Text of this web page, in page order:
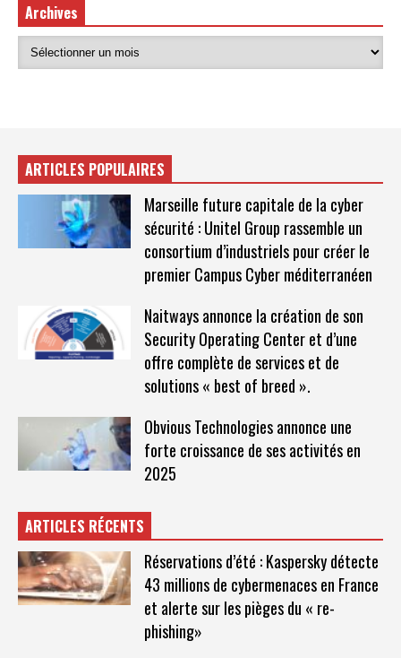
Archives
ARTICLES POPULAIRES
Marseille future capitale de la cyber
sécurité : Unitel Group rassemble un
consortium d’industriels pour créer le
premier Campus Cyber méditerranéen
Naitways annonce la création de son
Security Operating Center et d’une
offre complète de services et de
solutions « best of breed ».
Obvious Technologies annonce une
forte croissance de ses activités en
2025
ARTICLES RÉCENTS
Réservations d’été : Kaspersky détecte
43 millions de cybermenaces en France
et alerte sur les pièges du « re-
phishing»